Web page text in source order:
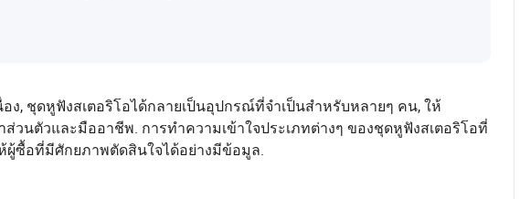
ง, ชุดหูฟังสเตอริโอได้กลายเป็นอุปกรณ์ที่จำเป็นสำหรับหลายๆ คน, ให้
วนตัวและมืออาชีพ. การทำความเข้าใจประเภทต่างๆ ของชุดหูฟังสเตอริโอที่
ซื้อที่มีศักยภาพตัดสินใจได้อย่างมีข้อมูล.